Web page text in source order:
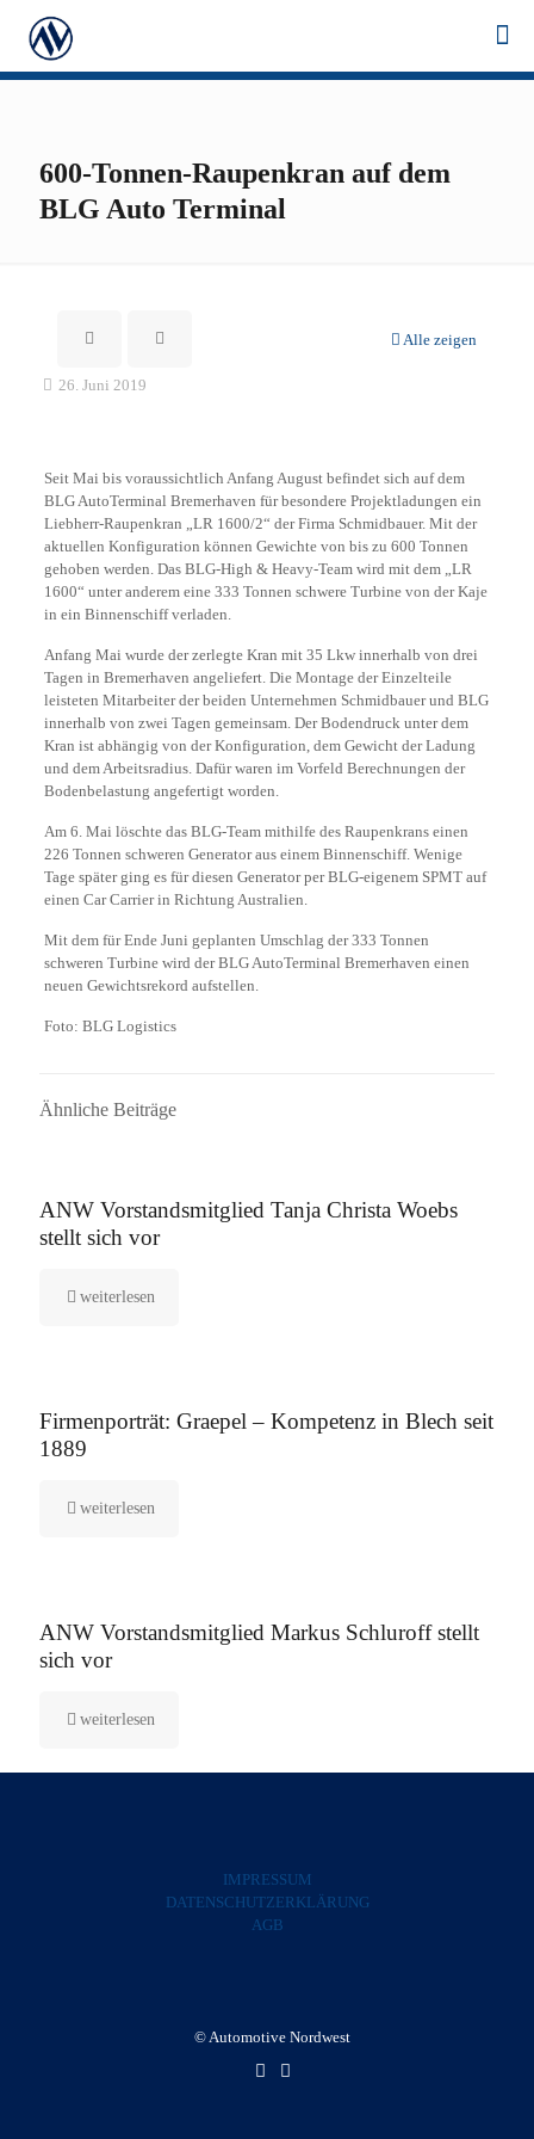
600-Tonnen-Raupenkran auf dem
BLG Auto Terminal
Alle zeigen
26. Juni 2019
Seit Mai bis voraussichtlich Anfang August befindet sich auf dem
BLG AutoTerminal Bremerhaven für besondere Projektladungen ein
Liebherr-Raupenkran „LR 1600/2“ der Firma Schmidbauer. Mit der
aktuellen Konfiguration können Gewichte von bis zu 600 Tonnen
gehoben werden. Das BLG-High & Heavy-Team wird mit dem „LR
1600“ unter anderem eine 333 Tonnen schwere Turbine von der Kaje
in ein Binnenschiff verladen.
Anfang Mai wurde der zerlegte Kran mit 35 Lkw innerhalb von drei
Tagen in Bremerhaven angeliefert. Die Montage der Einzelteile
leisteten Mitarbeiter der beiden Unternehmen Schmidbauer und BLG
innerhalb von zwei Tagen gemeinsam. Der Bodendruck unter dem
Kran ist abhängig von der Konfiguration, dem Gewicht der Ladung
und dem Arbeitsradius. Dafür waren im Vorfeld Berechnungen der
Bodenbelastung angefertigt worden.
Am 6. Mai löschte das BLG-Team mithilfe des Raupenkrans einen
226 Tonnen schweren Generator aus einem Binnenschiff. Wenige
Tage später ging es für diesen Generator per BLG-eigenem SPMT auf
einen Car Carrier in Richtung Australien.
Mit dem für Ende Juni geplanten Umschlag der 333 Tonnen
schweren Turbine wird der BLG AutoTerminal Bremerhaven einen
neuen Gewichtsrekord aufstellen.
Foto: BLG Logistics
Ähnliche Beiträge
ANW Vorstandsmitglied Tanja Christa Woebs
stellt sich vor
weiterlesen
Firmenporträt: Graepel – Kompetenz in Blech seit
1889
weiterlesen
ANW Vorstandsmitglied Markus Schluroff stellt
sich vor
weiterlesen
IMPRESSUM
DATENSCHUTZERKLÄRUNG
AGB
© Automotive Nordwest